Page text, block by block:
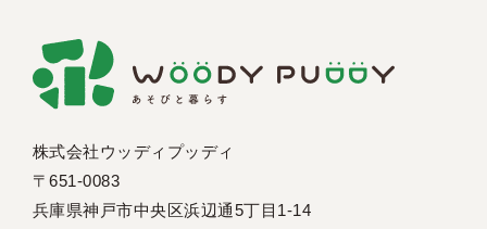
株式会社ウッディプッディ
〒651-0083
兵庫県神戸市中央区浜辺通5丁目1-14